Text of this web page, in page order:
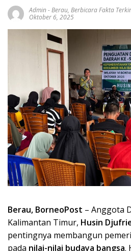
Admin-Berau, Berbicara Fakta
Oktober 6, 2025
Berau, BorneoPost – Anggota
Kalimantan Timur, Husin
pentingnya membangun
pada nilai-nilai budaya bangsa.